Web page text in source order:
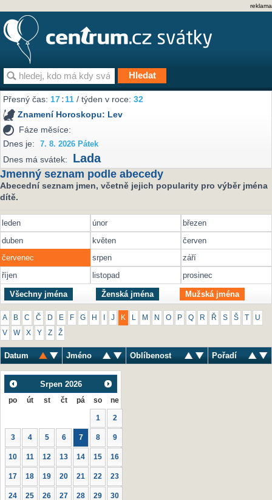
reklama
Přesný čas:17:11 / týden v roce:32
Znamení Horoskopu: Lev
Fáze měsíce:
Dnes je:
7. 8. 2026 Pátek
Dnes má svátek: Lada
Jmenný seznam podle abecedy
Abecední seznam jmen, včetně jejich popularity pro výběr jména
dítě.
leden únor
březen
duben
květen
červen
červenec
srpen
září
říjen
listopad prosinec
Všechny jména Ženská jména Mužská jména
A B C Č D E F G H J K M N O P Q R Ř S Š U
V W X Y Z Ž
Datum Jméno Oblíbenost Pořadí
Srpen 2026
po út st čt pá so ne
1 2
3 4 5 6 7 8 9
10 11 12 13 14 15 16
17 18 19 20 21 22 23
24 25 26 27 28 29 30